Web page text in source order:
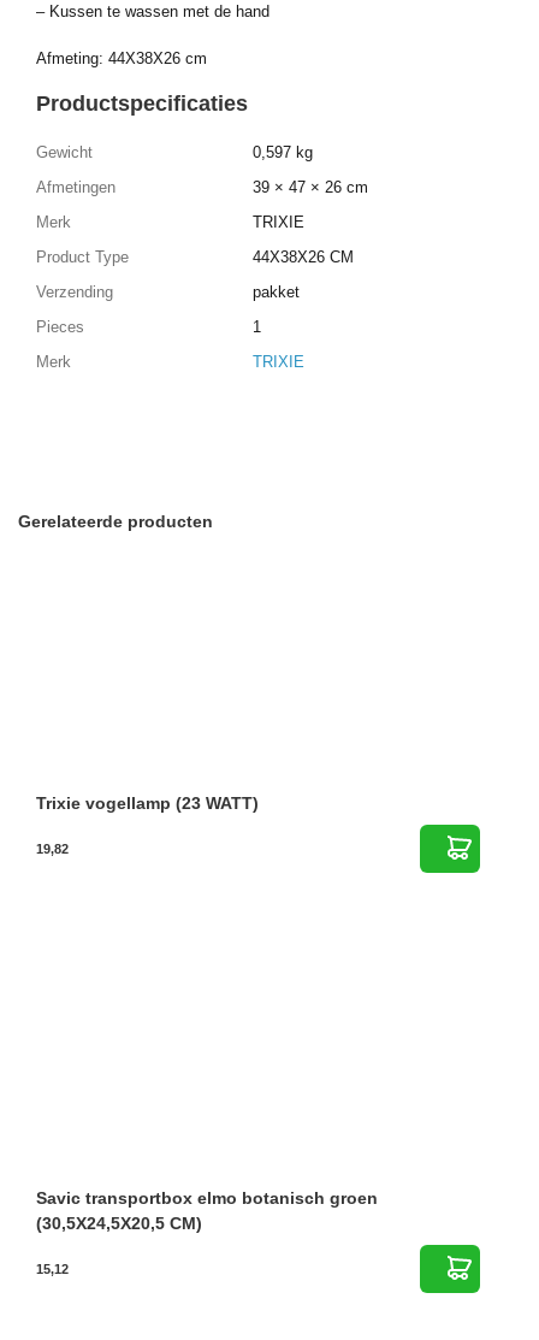
– Kussen te wassen met de hand
Afmeting: 44X38X26 cm
Productspecificaties
Gewicht
0,597 kg
Afmetingen
39 × 47 × 26 cm
Merk
TRIXIE
Product Type
44X38X26 CM
Verzending
pakket
Pieces
1
Merk
TRIXIE
Gerelateerde producten
Trixie vogellamp (23 WATT)
19,82
Savic transportbox elmo botanisch groen
(30,5X24,5X20,5 CM)
15,12